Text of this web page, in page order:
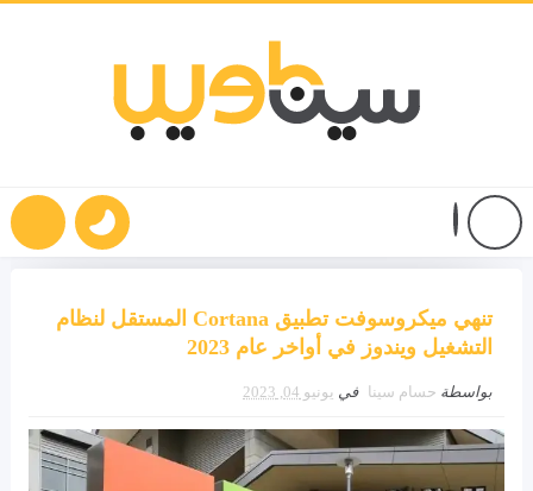
تنهي ميكروسوفت تطبيق Cortana المستقل لنظام
التشغيل ويندوز في أواخر عام 2023
بواسطة حسام سينا في يونيو 04, 2023